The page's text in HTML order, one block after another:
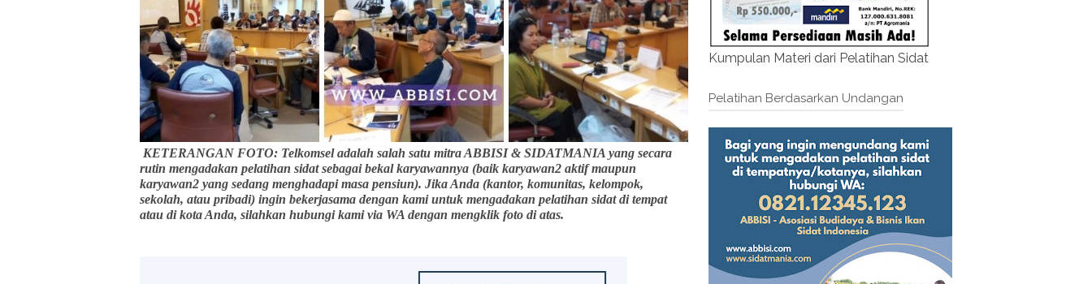
KETERANGAN FOTO: Telkomsel adalah salah satu mitra ABBISI & SIDATMANIA yang secara
rutin mengadakan pelatihan sidat sebagai bekal karyawannya (baik karyawan2 aktif maupun
karyawan2 yang sedang menghadapi masa pensiun). Jika Anda (kantor, komunitas, kelompok,
sekolah, atau pribadi) ingin bekerjasama dengan kami untuk mengadakan pelatihan sidat di tempat
atau di kota Anda, silahkan hubungi kami via WA dengan mengklik foto di atas.
Kumpulan Materi dari Pelatihan Sidat
Pelatihan Berdasarkan Undangan